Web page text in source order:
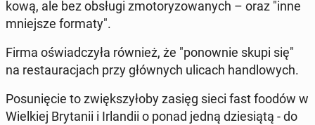
ko­wą, ale bez obsługi zmo­to­ry­zo­wa­nych – oraz "inne
mniej­sze formaty".
Firma oświad­czy­ła również, że "po­now­nie skupi się"
na re­stau­ra­cjach przy głów­nych ulicach han­dlo­wych.
Po­su­nię­cie to zwięk­szy­ło­by zasięg sieci fast foodów w
Wiel­kiej Bry­ta­nii i Ir­lan­dii o ponad jedną dzie­sią­tą - do